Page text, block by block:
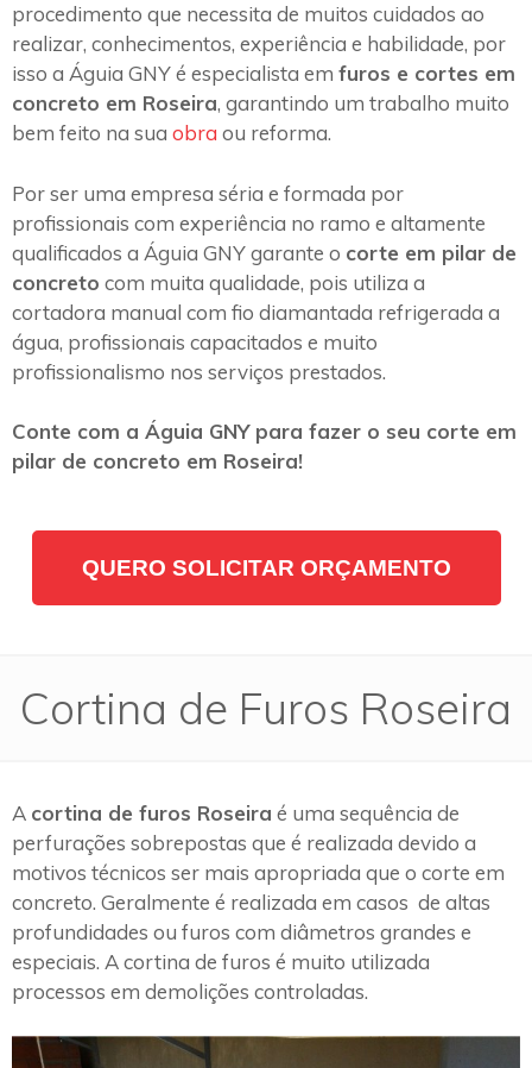
procedimento que necessita de muitos cuidados ao
realizar, conhecimentos, experiência e habilidade, por
isso a Águia GNY é especialista em furos e cortes em
concreto em Roseira, garantindo um trabalho muito
bem feito na sua obra ou reforma.
Por ser uma empresa séria e formada por
profissionais com experiência no ramo e altamente
qualificados a Águia GNY garante o corte em pilar de
concreto com muita qualidade, pois utiliza a
cortadora manual com fio diamantada refrigerada a
água, profissionais capacitados e muito
profissionalismo nos serviços prestados.
Conte com a Águia GNY para fazer o seu corte em
pilar de concreto em Roseira!
QUERO SOLICITAR ORÇAMENTO
Cortina de Furos Roseira
A cortina de furos Roseira é uma sequência de
perfurações sobrepostas que é realizada devido a
motivos técnicos ser mais apropriada que o corte em
concreto. Geralmente é realizada em casos de altas
profundidades ou furos com diâmetros grandes e
especiais. A cortina de furos é muito utilizada
processos em demolições controladas.